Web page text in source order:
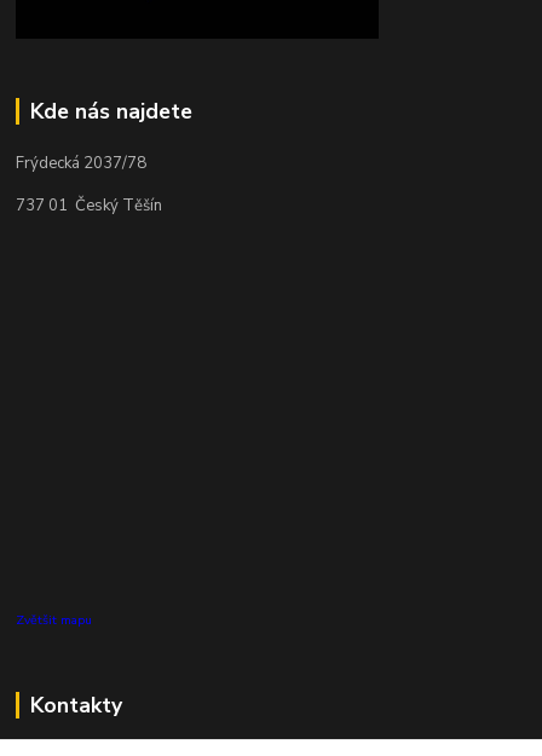
Kde nás najdete
Frýdecká 2037/78
737 01 Český Těšín
Zvětšit mapu
Kontakty